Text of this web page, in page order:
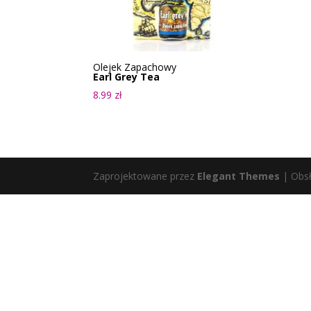
Olejek Zapachowy
Earl Grey Tea
8.99 zł
Zaprojektowane przez Elegant Themes |